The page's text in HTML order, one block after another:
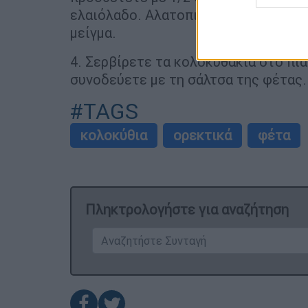
web or
I want
I want
ελαιόλαδο. Αλατοπιπερώνετε και
μείγμα.
4. Σερβίρετε τα κολοκυθάκια στο
συνοδεύετε με τη σάλτσα της φέτας.
#TAGS
κολοκύθια ορεκτικά φέτα
Πληκτρολογήστε για αναζήτηση